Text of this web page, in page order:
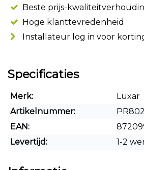
Beste prijs-
Hoge klanttevredenheid
Installateur log in voor
Specificaties
Merk:
Luxar
Artikelnummer:
EAN:
Levertijd:
1-2